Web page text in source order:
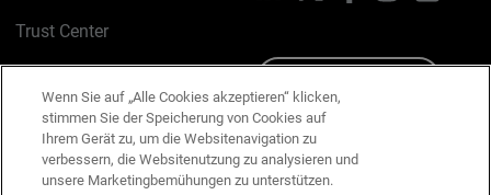
Trust Center
Cookie-Richtlinie
Datenschutzrichtlinie
Wenn Sie auf „Alle Cookies akzeptieren“ klicken,
stimmen Sie der Speicherung von Cookies auf
Ihrem Gerät zu, um die Websitenavigation zu
verbessern, die Websitenutzung zu analysieren und
unsere Marketingbemühungen zu unterstützen.